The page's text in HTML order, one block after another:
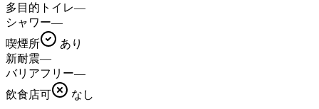
多目的トイレ—
シャワー—
喫煙所
あり
新耐震—
バリアフリー—
飲食店可
なし